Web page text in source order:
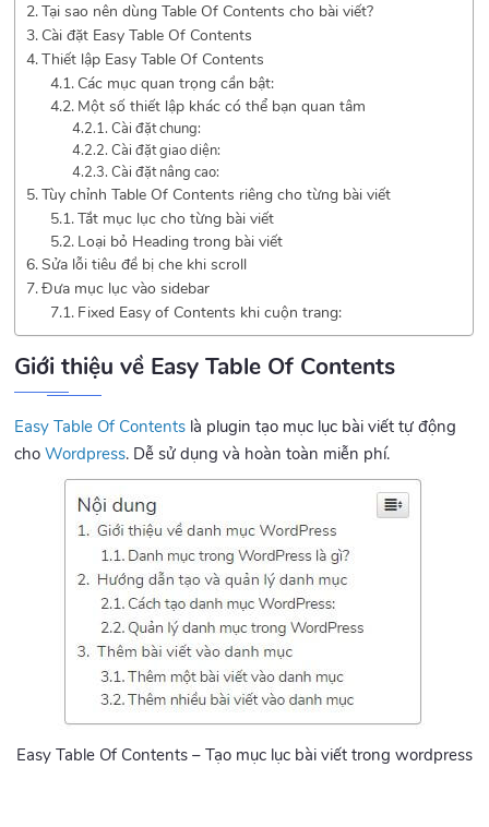
Tại sao nên dùng Table Of Contents cho bài viết?
Cài đặt Easy Table Of Contents
Thiết lập Easy Table Of Contents
Các mục quan trọng cần bật:
Một số thiết lập khác có thể bạn quan tâm
Cài đặt chung:
Cài đặt giao diện:
Cài đặt nâng cao:
Tùy chỉnh Table Of Contents riêng cho từng bài viết
Tắt mục lục cho từng bài viết
Loại bỏ Heading trong bài viết
Sửa lỗi tiêu đề bị che khi scroll
Đưa mục lục vào sidebar
Fixed Easy of Contents khi cuộn trang:
Giới thiệu về Easy Table Of Contents
Easy Table Of Contents là plugin tạo mục lục bài viết tự động
choWordpress. Dễ sử dụng và hoàn toàn miễn phí.
Easy Table Of Contents – Tạo mục lục bài viết trong wordpress